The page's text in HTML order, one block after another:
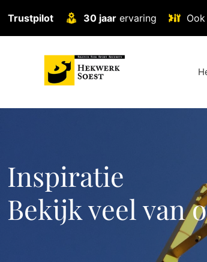
Trustpilot 30 jaar ervaring
Inspiratie
Bekijk veel van